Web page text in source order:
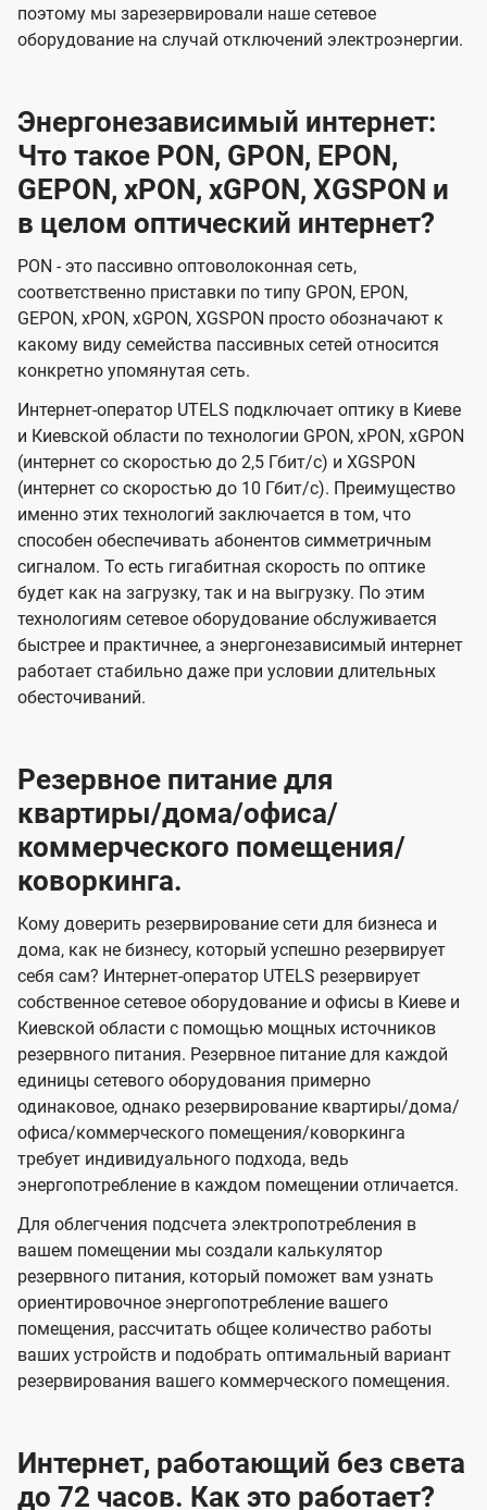
поэтому мы зарезервировали наше сетевое
оборудование на случай отключений электроэнергии.
Энергонезависимый интернет:
Что такое PON, GPON, EPON,
GEPON, xPON, xGPON, XGSPON и
в целом оптический интернет?
PON - это пассивно оптоволоконная сеть,
соответственно приставки по типу GPON, EPON,
GEPON, xPON, xGPON, XGSPON просто обозначают к
какому виду семейства пассивных сетей относится
конкретно упомянутая сеть.
Интернет-оператор UTELS подключает оптику в Киеве
и Киевской области по технологии GPON, xPON, xGPON
(интернет со скоростью до 2,5 Гбит/с) и XGSPON
(интернет со скоростью до 10 Гбит/с). Преимущество
именно этих технологий заключается в том, что
способен обеспечивать абонентов симметричным
сигналом. То есть гигабитная скорость по оптике
будет как на загрузку, так и на выгрузку. По этим
технологиям сетевое оборудование обслуживается
быстрее и практичнее, а энергонезависимый интернет
работает стабильно даже при условии длительных
обесточиваний.
Резервное питание для
квартиры/дома/офиса/
коммерческого помещения/
коворкинга.
Кому доверить резервирование сети для бизнеса и
дома, как не бизнесу, который успешно резервирует
себя сам? Интернет-оператор UTELS резервирует
собственное сетевое оборудование и офисы в Киеве и
Киевской области с помощью мощных источников
резервного питания. Резервное питание для каждой
единицы сетевого оборудования примерно
одинаковое, однако резервирование квартиры/дома/
офиса/коммерческого помещения/коворкинга
требует индивидуального подхода, ведь
энергопотребление в каждом помещении отличается.
Для облегчения подсчета электропотребления в
вашем помещении мы создали калькулятор
резервного питания, который поможет вам узнать
ориентировочное энергопотребление вашего
помещения, рассчитать общее количество работы
ваших устройств и подобрать оптимальный вариант
резервирования вашего коммерческого помещения.
Интернет, работающий без света
до 72 часов. Как это работает?